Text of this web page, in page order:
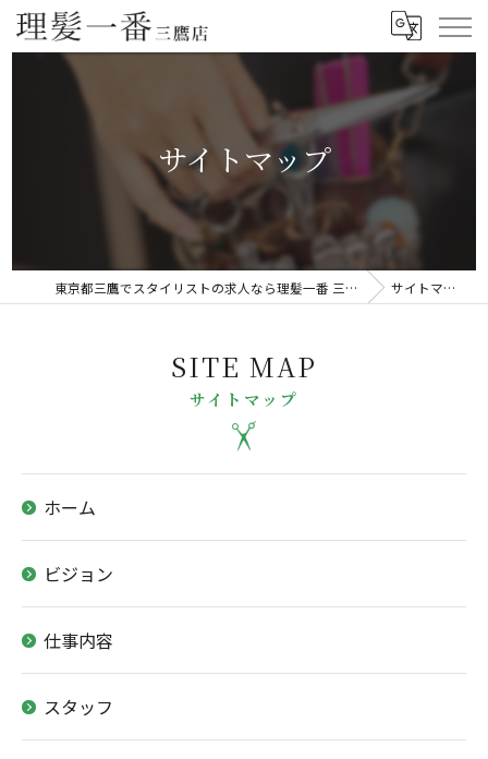
サイトマップ
東京都三鷹でスタイリストの求人なら理髪一番 三鷹店 サイトマップ
サイトマップ
SITE MAP
ホーム
ビジョン
仕事内容
スタッフ